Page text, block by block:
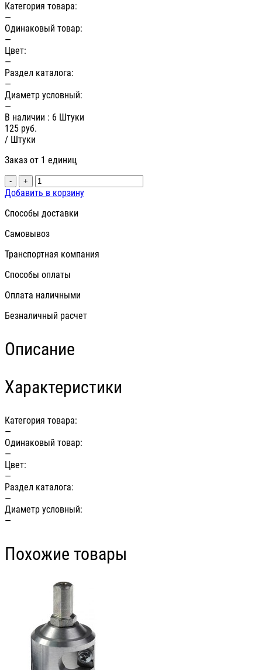
Категория товара:
—
Одинаковый товар:
—
Цвет:
—
Раздел каталога:
—
Диаметр условный:
—
В наличии : 6 Штуки
125 руб.
/ Штуки
Заказ от 1 единиц
- +
Добавить в корзину
Способы доставки
Самовывоз
Транспортная компания
Способы оплаты
Оплата наличными
Безналичный расчет
Описание
Характеристики
Категория товара:
—
Одинаковый товар:
—
Цвет:
—
Раздел каталога:
—
Диаметр условный:
—
Похожие товары